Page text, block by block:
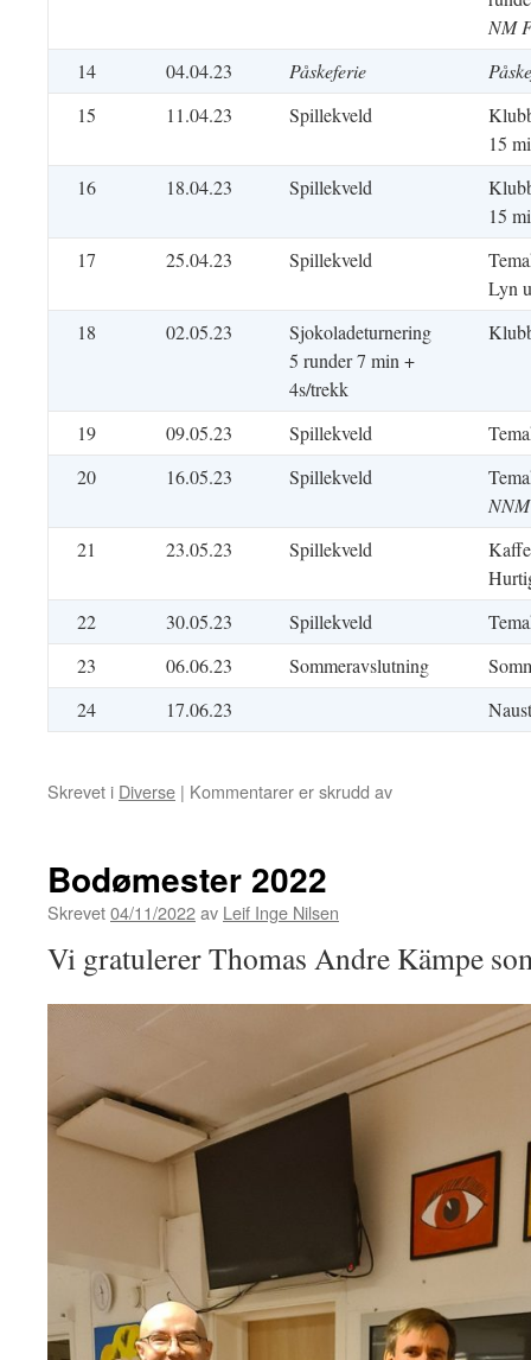
NM
14
04.04.23 Påskeferie
15
11.04.23 Spillekveld
15
16
18.04.23 Spillekveld
15
17
25.04.23 Spillekveld
Lyn
18
02.05.23
Sjokoladeturnering
5 runder 7 min +
4s/trekk
19 09.05.23 Spillekveld
20
16.05.23 Spillekveld
21
23.05.23 Spillekveld
22
30.05.23 Spillekveld
23
06.06.23 Sommeravslutning
24
17.06.23
Skrevet i Diverse | Kommentarer er skrudd avfor
Bodømester 2022
Skrevet04/11/2022av Leif Inge Nilsen
Vi gratulerer Thomas Andre Kämpe